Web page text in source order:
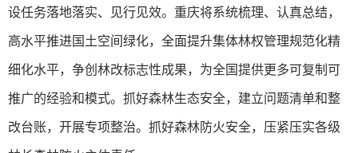
设任务落地落实、见行见效。重庆将系统梳理、认真总结，
高水平推进国土空间绿化，全面提升集体林权管理规范化精
细化水平，争创林改标志性成果，为全国提供更多可复制可
推广的经验和模式。抓好森林生态安全，建立问题清单和整
改台账，开展专项整治。抓好森林防火安全，压紧压实各级